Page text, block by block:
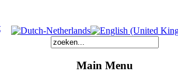
Main Menu